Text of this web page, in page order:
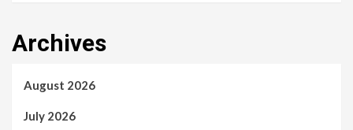
Archives
August 2026
July 2026